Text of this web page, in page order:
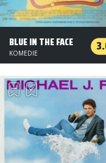
BLUE IN THE FACE
KOMEDIE